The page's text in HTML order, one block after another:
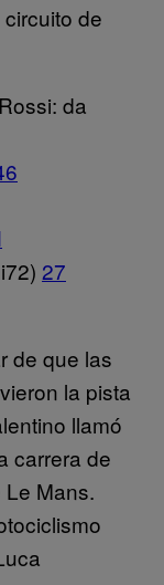
de
da
27
de que las
la pista
llamó
carrera de
Mans.